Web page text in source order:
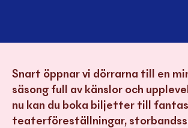
Snart öppnar vi dörrarna till en
säsong full av känslor och
nu kan du boka biljetter till
teaterföreställningar,